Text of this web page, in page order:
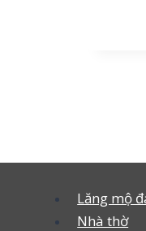
Lăng mộ
Nhà thờ